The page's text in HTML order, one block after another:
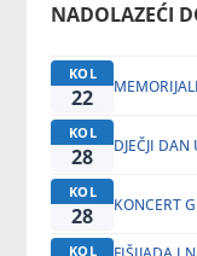
NADOLAZEĆI
KOL
22
KOL
28 DJEČJI DAN
KOL
28 KONCERT
KOL